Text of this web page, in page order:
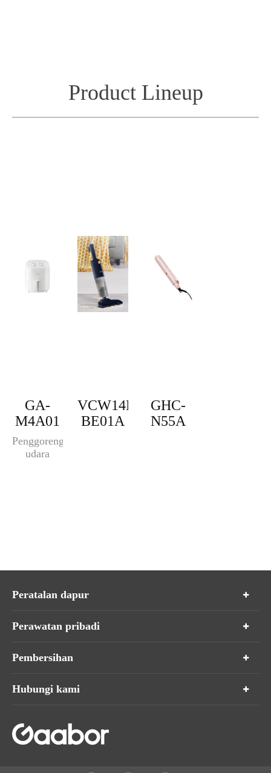
Product Lineup
GA-
M4A01
Penggorengan
udara
VCW14M-
BE01A
GHC-
N55A
Peratalan dapur
Perawatan pribadi
Pembersihan
Hubungi kami